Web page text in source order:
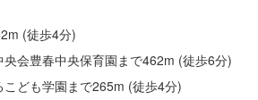
(徒歩4分)
会豊春中央保育園まで462m (徒歩6分)
ども学園まで265m (徒歩4分)